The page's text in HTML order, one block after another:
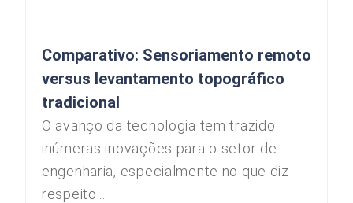
Comparativo: Sensoriamento remoto
versus levantamento topográfico
tradicional
O avanço da tecnologia tem trazido
inúmeras inovações para o setor de
engenharia, especialmente no que diz
respeito...